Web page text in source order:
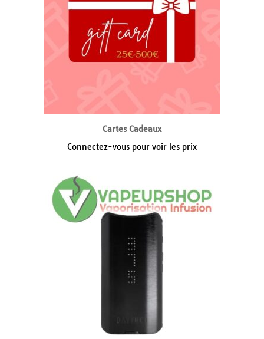
Cartes Cadeaux
Connectez-vous pour voir les prix